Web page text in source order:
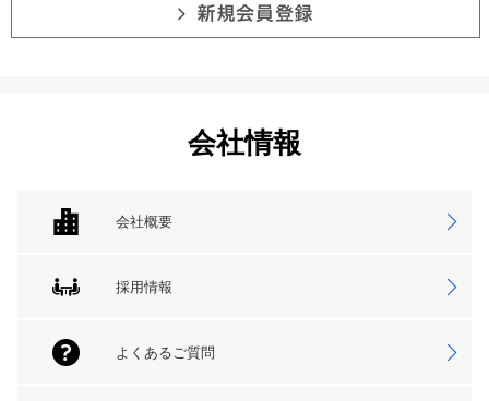
会社情報
会社概要
採用情報
よくあるご質問